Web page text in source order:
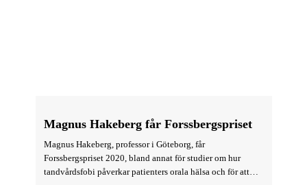
Magnus Hakeberg får Forssbergspriset
Magnus Hakeberg, professor i Göteborg, får
Forssbergspriset 2020, bland annat för studier om hur
tandvårdsfobi påverkar patienters orala hälsa och för att